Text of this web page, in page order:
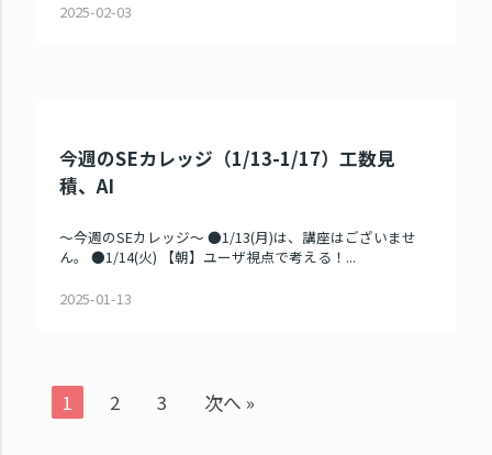
2025-02-03
今週のSEカレッジ（1/13-1/17）工数見
積、AI
～今週のSEカレッジ～ ●1/13(月)は、講座はございませ
ん。 ●1/14(火) 【朝】ユーザ視点で考える！...
2025-01-13
1 2 3 次へ »